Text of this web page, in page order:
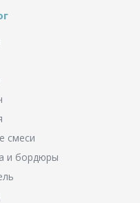
смеси
и бордюры